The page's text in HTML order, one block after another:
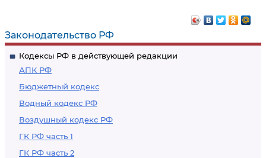
Законодательство РФ
Кодексы РФ в действующей редакции
АПК РФ
Бюджетный кодекс
Водный кодекс РФ
Воздушный кодекс РФ
ГК РФ часть 1
ГК РФ часть 2
участвующих в деле,
и представителей